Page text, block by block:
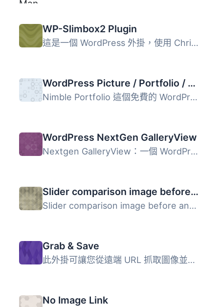
WP-Slimbox2 Plugin
這是一個 WordPress 外掛，使用 Christophe Beyls 所編寫的 S...
WordPress Picture / Portfolio / Media Gallery
Nimble Portfolio 這個免費的 WordPress 外掛可以將一個普通...
WordPress NextGen GalleryView
Nextgen GalleryView：一個 WordPress 外掛，使您可以在 Next...
Slider comparison image before and after
Slider comparison image before and after 外掛允許您建立比...
Grab & Save
此外掛可讓您從遠端 URL 抓取圖像並儲存到自己的 WordPress ...
No Image Link